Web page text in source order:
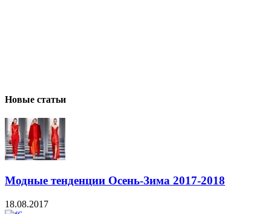
Новые статьи
Модные тенденции Осень-Зима 2017-2018
18.08.2017